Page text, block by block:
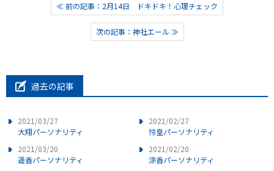
≪ 前の記事：2月14日 ドキドキ！心理チェック
次の記事：神社エール ≫
過去の記事
2021/03/27
大翔パーソナリティ
2021/03/20
遥香パーソナリティ
2021/02/27
怜皇パーソナリティ
2021/02/20
涼香パーソナリティ